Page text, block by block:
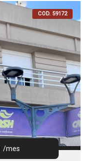
COD. 59172
/mes